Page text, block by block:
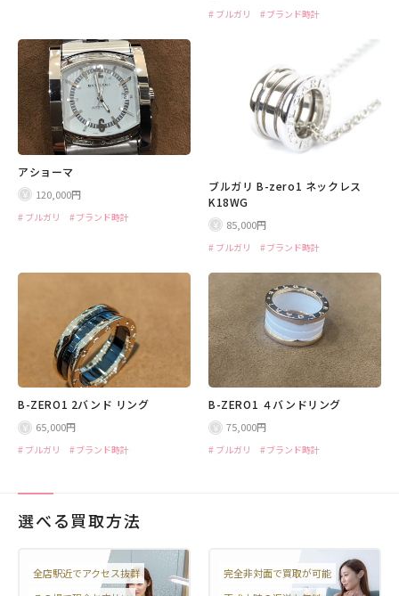
ブルガリ ブランド時計
アショーマ
120,000円
ブルガリ ブランド時計
ブルガリ B-zero1 ネックレス
K18WG
85,000円
ブルガリ ブランド時計
B-ZERO1 2バンド リング
65,000円
ブルガリ ブランド時計
B-ZERO1 ４バンドリング
75,000円
ブルガリ ブランド時計
選べる買取方法
全店駅近でアクセス抜群
完全非対面で買取が可能